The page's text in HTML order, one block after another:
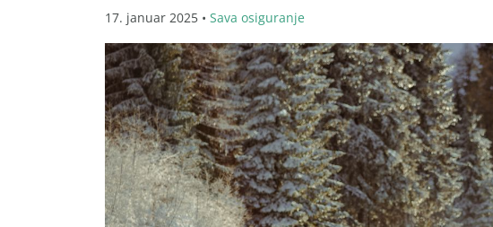
17. januar 2025 • Sava osiguranje